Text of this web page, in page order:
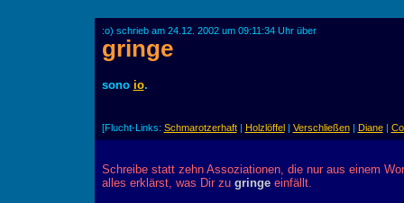
:o) schrieb am 24.12. 2002 um 09:11:34 Uhr über
gringe
sono io.
[Flucht-Links: Schmarotzerhaft| Holzlöffel| Verschließen| Diane|
Schreibe statt zehn Assoziationen, die nur aus einem
alles erklärst, was Dir zu gringeeinfällt.